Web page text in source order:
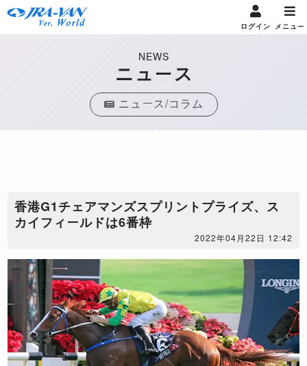
ログイン メニュー
NEWS
ニュース
ニュース/コラム
​香港G1チェアマンズスプリントプライズ、ス
カイフィールドは6番枠
2022年04月22日 12:42